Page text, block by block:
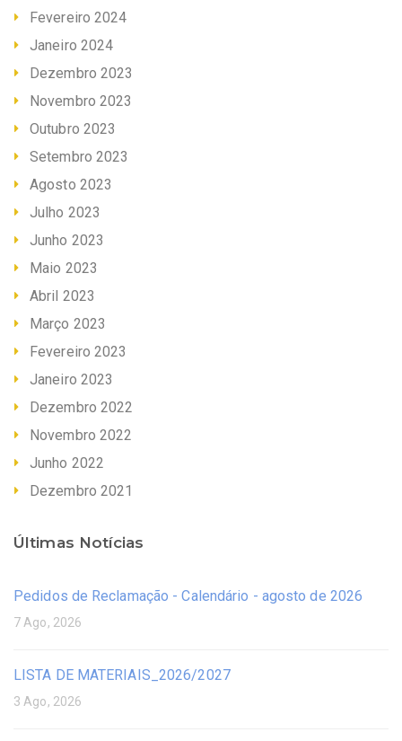
Fevereiro 2024
Janeiro 2024
Dezembro 2023
Novembro 2023
Outubro 2023
Setembro 2023
Agosto 2023
Julho 2023
Junho 2023
Maio 2023
Abril 2023
Março 2023
Fevereiro 2023
Janeiro 2023
Dezembro 2022
Novembro 2022
Junho 2022
Dezembro 2021
Últimas Notícias
Pedidos de Reclamação - Calendário - agosto de 2026
7 Ago, 2026
LISTA DE MATERIAIS_2026/2027
3 Ago, 2026